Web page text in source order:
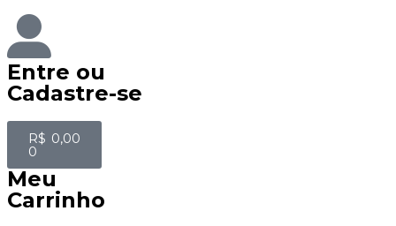
Entre ou
Cadastre-se
R$ 0,00
0
Meu
Carrinho